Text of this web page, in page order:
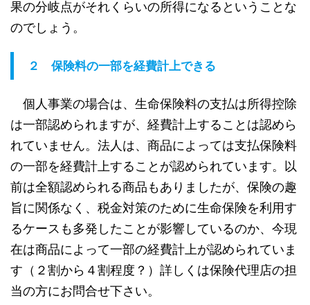
果の分岐点がそれくらいの所得になるということな
のでしょう。
２ 保険料の一部を経費計上できる
個人事業の場合は、生命保険料の支払は所得控除
は一部認められますが、経費計上することは認めら
れていません。法人は、商品によっては支払保険料
の一部を経費計上することが認められています。以
前は全額認められる商品もありましたが、保険の趣
旨に関係なく、税金対策のために生命保険を利用す
るケースも多発したことが影響しているのか、今現
在は商品によって一部の経費計上が認められていま
す（２割から４割程度？）詳しくは保険代理店の担
当の方にお問合せ下さい。